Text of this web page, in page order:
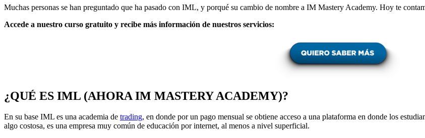
Muchas personas se han preguntado que ha pasado con IML, y porqué su cambio de nombre a IM Mastery Academy. Hoy te
Accede a nuestro curso gratuito y recibe más información de nuestros servicios:
¿QUÉ ES IML (AHORA IM MASTERY ACADEMY)?
En su base IML es una academia de trading, en donde por un pago mensual se obtiene acceso a una plataforma en donde los
algo costosa, es una empresa muy común de educación por internet, al menos a nivel superficial.